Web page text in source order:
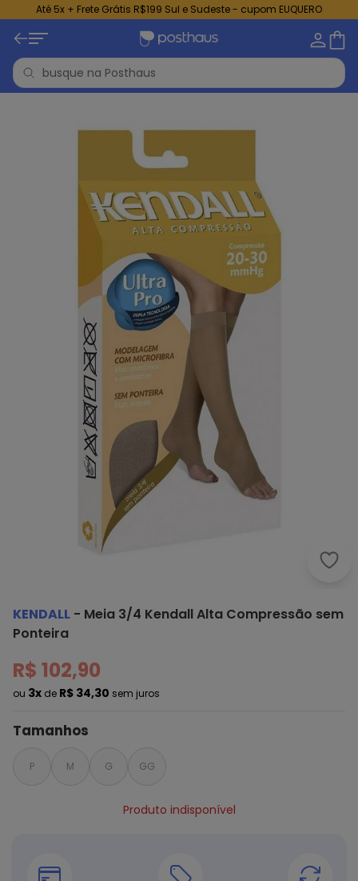
Até 5x + Frete Grátis R$199 Sul e Sudeste - cupom EUQUERO
KENDALL - Meia 3/4 Kendall Alta Compressão sem
Ponteira
R$ 102,90
ou 3x de R$ 34,30 sem juros
Tamanhos
P M G GG
Produto indisponível